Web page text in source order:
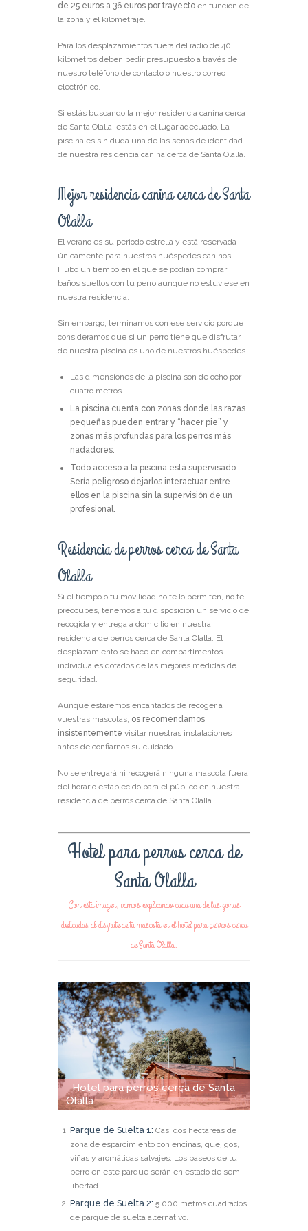
de 25 euros a 36 euros por trayecto en función de
la zona y el kilometraje.
Para los desplazamientos fuera del radio de 40
kilómetros deben pedir presupuesto a través de
nuestro teléfono de contacto o nuestro correo
electrónico.
Si estás buscando la mejor residencia canina cerca
de Santa Olalla, estás en el lugar adecuado. La
piscina es sin duda una de las señas de identidad
de nuestra residencia canina cerca de Santa Olalla.
Mejor residencia canina cerca de Santa
Olalla
El verano es su periodo estrella y está reservada
únicamente para nuestros huéspedes caninos.
Hubo un tiempo en el que se podían comprar
baños sueltos con tu perro aunque no estuviese en
nuestra residencia.
Sin embargo, terminamos con ese servicio porque
consideramos que si un perro tiene que disfrutar
de nuestra piscina es uno de nuestros huéspedes.
Las dimensiones de la piscina son de ocho por
cuatro metros.
La piscina cuenta con zonas donde las razas
pequeñas pueden entrar y “hacer pie” y
zonas más profundas para los perros más
nadadores.
Todo acceso a la piscina está supervisado.
Sería peligroso dejarlos interactuar entre
ellos en la piscina sin la supervisión de un
profesional.
Residencia de perros cerca de Santa
Olalla
Si el tiempo o tu movilidad no te lo permiten, no te
preocupes, tenemos a tu disposición un servicio de
recogida y entrega a domicilio en nuestra
residencia de perros cerca de Santa Olalla. El
desplazamiento se hace en compartimentos
individuales dotados de las mejores medidas de
seguridad.
Aunque estaremos encantados de recoger a
vuestras mascotas, os recomendamos
insistentemente visitar nuestras instalaciones
antes de confiarnos su cuidado.
No se entregará ni recogerá ninguna mascota fuera
del horario establecido para el público en nuestra
residencia de perros cerca de Santa Olalla.
Hotel para perros cerca de
Santa Olalla
Con esta imagen, vamos explicando cada una de las zonas
dedicadas al disfrute de tu mascota en el hotel para perros cerca
de Santa Olalla:
Hotel para perros cerca de Santa
Olalla
Parque de Suelta 1: Casi dos hectáreas de
zona de esparcimiento con encinas, quejigos,
viñas y aromáticas salvajes. Los paseos de tu
perro en este parque serán en estado de semi
libertad.
Parque de Suelta 2: 5.000 metros cuadrados
de parque de suelta alternativo.